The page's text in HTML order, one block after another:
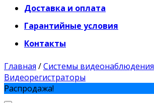
Доставка и оплата
Гарантийные условия
Контакты
Главная /Системы видеонаблюдения
Видеорегистраторы
Распродажа!